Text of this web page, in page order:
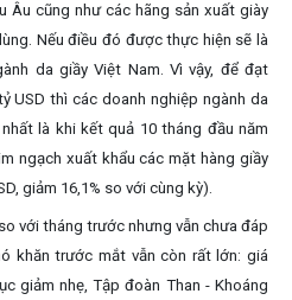
Âu cũng như các hãng sản xuất giày
Nếu điều đó được thực hiện sẽ là
da giầy Việt Nam. Vì vậy, để đạt
USD thì các doanh nghiệp ngành da
là khi kết quả 10 tháng đầu năm
ngạch xuất khẩu các mặt hàng giầy
giảm 16,1% so với cùng kỳ).
với tháng trước nhưng vẫn chưa đáp
khăn trước mắt vẫn còn rất lớn: giá
giảm nhẹ, Tập đoàn Than - Khoáng